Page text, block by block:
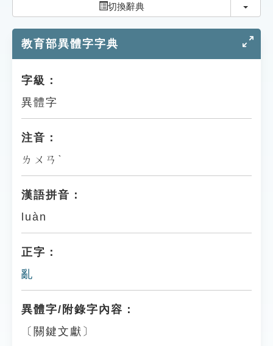
貓頭鷹博士
切換辭典 切換
教育部異體字字典
字級：
異體字
注音：
ㄌㄨㄢˋ
漢語拼音：
luàn
正字：
亂
異體字/附錄字內容：
〔關鍵文獻〕